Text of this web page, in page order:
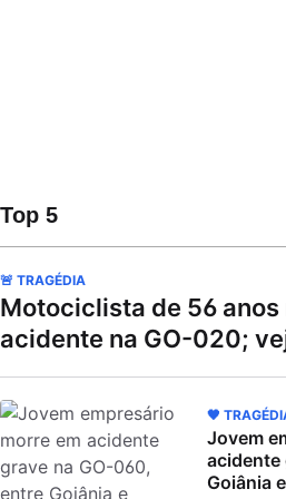
Top 5
🚨 TRAGÉDIA
Motociclista de 56
acidente na GO-020;
🖤
Jovem
acidente
Goiânia